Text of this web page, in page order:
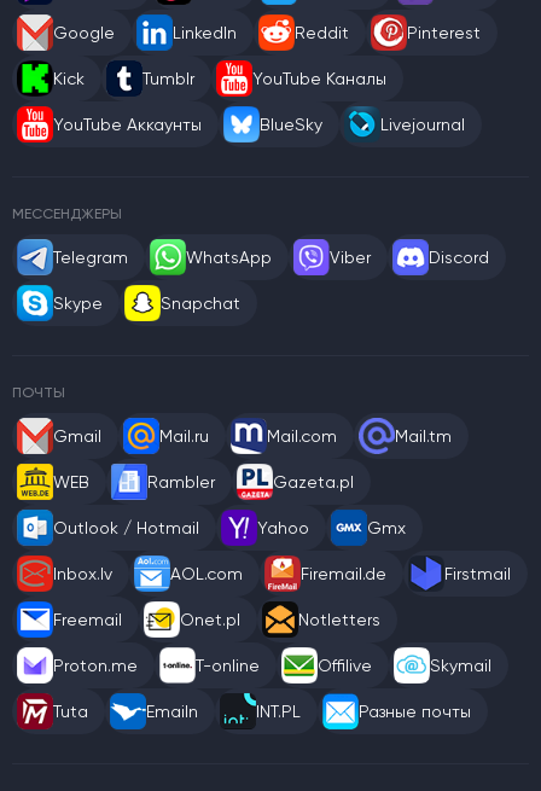
Google LinkedIn Reddit Pinterest
Kick Tumblr YouTube Каналы
YouTube Аккаунты BlueSky Livejournal
МЕССЕНДЖЕРЫ
Telegram WhatsApp Viber Discord
Skype Snapchat
ПОЧТЫ
Gmail Mail.ru Mail.com Mail.tm
WEB Rambler Gazeta.pl
Outlook / Hotmail Yahoo Gmx
Inbox.lv AOL.com Firemail.de Firstmail
Freemail Onet.pl Notletters
Proton.me T-online Offilive Skymail
Tuta Emailn INT.PL Разные почты